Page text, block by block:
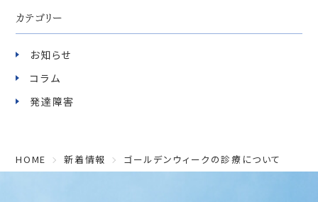
カテゴリー
お知らせ
コラム
発達障害
HOME 新着情報 ゴールデンウィークの診療について